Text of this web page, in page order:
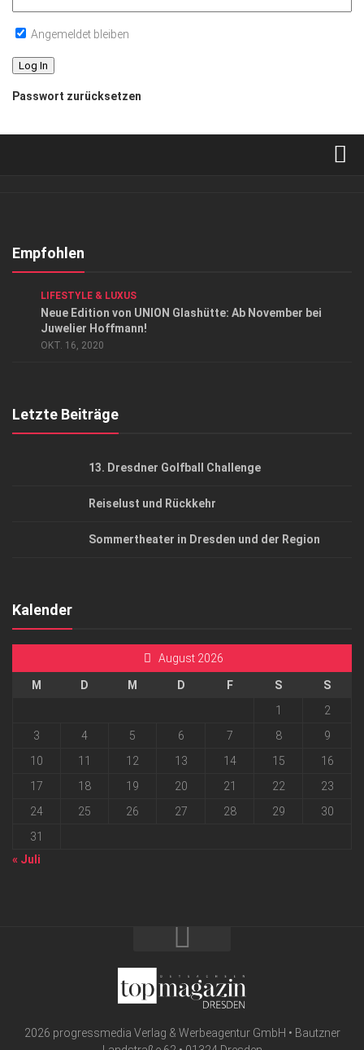
Angemeldet bleiben
Passwort zurücksetzen
Kontakt, Impressum
Top Gesundheitsforum Dresden / Ostsachsen
Empfohlen
LIFESTYLE & LUXUS
Neue Edition von UNION Glashütte: Ab November bei
Juwelier Hoffmann!
OKT. 16, 2020
Letzte Beiträge
13. Dresdner Golfball Challenge
Reiselust und Rückkehr
Sommertheater in Dresden und der Region
Kalender
August 2026
M D M D F S
S
1
2
3
4 5 6 7 8
9
10
11 12 13 14 15
16
17
18 19 20 21 22
23
24
25 26 27 28 29
30
31
« Juli
2026 progressmedia Verlag & Werbeagentur GmbH • Bautzner